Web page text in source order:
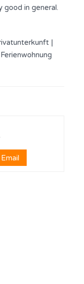
good in general.
|
Email